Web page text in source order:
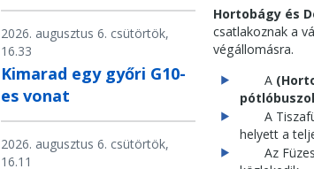
2026. augusztus 6. csütörtök,
16.33
Kimarad egy győri G10-
es vonat
2026. augusztus 6. csütörtök,
16.11
Hortobágy és
csatlakoznak a
végállomásra.
A
A
helyett a
Az